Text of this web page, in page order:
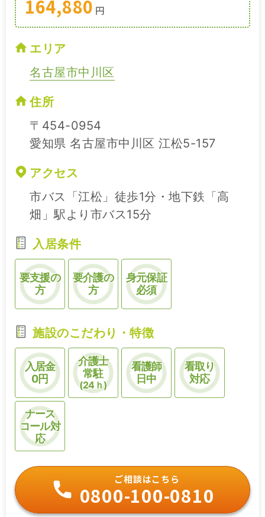
164,880 円
エリア
名古屋市中川区
住所
〒454-0954
愛知県 名古屋市中川区 江松5-157
アクセス
市バス「江松」徒歩1分・地下鉄「高
畑」駅より市バス15分
入居条件
要支援の
方
要介護の
方
身元保証
必須
施設のこだわり・特徴
入居金
0円
介護士
常駐
(24ｈ)
看護師
日中
看取り
対応
ナース
コール対
応
ご相談はこちら
0800-100-0810